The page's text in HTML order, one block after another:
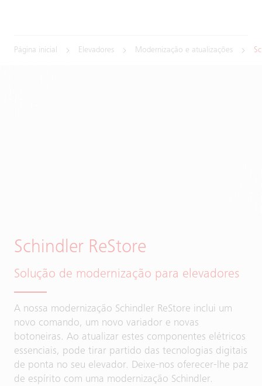
Página inicial Elevadores Modernização e atualizações
Schindler ReStore
Solução de modernização para elevadores
A nossa modernização Schindler ReStore inclui um
novo comando, um novo variador e novas
botoneiras. Ao atualizar estes componentes elétricos
essenciais, pode tirar partido das tecnologias digitais
de ponta no seu elevador. Deixe-nos oferecer-lhe paz
de espírito com uma modernização Schindler.